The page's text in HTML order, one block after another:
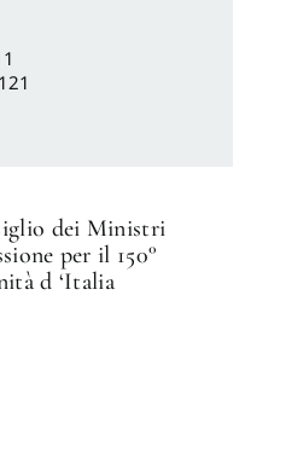
dei Ministri
per il 150°
d ‘Italia